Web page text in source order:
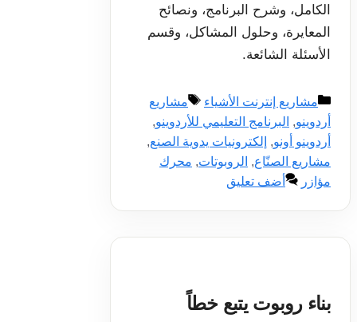
الكامل، وشرح البرنامج، ونصائح
المعايرة، وحلول المشاكل، وقسم
الأسئلة الشائعة.
التصنيفات
مشاريع إنترنت الأشياء الوسوم
مشاريع
أردوينو, البرنامج التعليمي للأردوينو,
أردوينو أونو, إلكترونيات يدوية الصنع,
مشاريع الصنّاع, الروبوتات, محرك
مؤازر
أضف تعليق
بناء روبوت يتبع خطاً